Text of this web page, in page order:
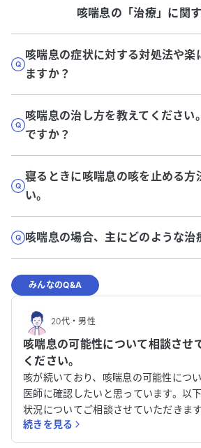
咳喘息の「治療」に関
咳喘息の症状に対する対処法や楽
ますか？
咳喘息の治し方を教えてください
ですか？
寝るときに咳喘息の咳を止める方
い。
咳喘息の場合、主にどのような治
みんなのQ&A
20代・男性
咳喘息の可能性について相談させ
ください。
咳が続いており、咳喘息の可能性につ
医師に確認したいと思っています。以
状況についてご相談させていただきま
朝起きた際に咽頭痛と発熱があり、その
40℃まで上がりました。この時点では
続きを見る